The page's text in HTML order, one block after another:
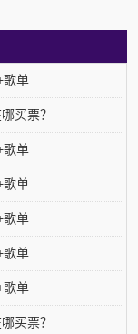
歌单
买票？
歌单
歌单
歌单
歌单
歌单
买票？